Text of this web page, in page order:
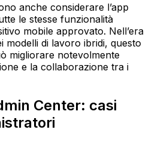
anche considerare l’app
le stesse funzionalità
mobile approvato. Nell’era
modelli di lavoro ibridi, questo
migliorare notevolmente
e la collaborazione tra i
Center: casi